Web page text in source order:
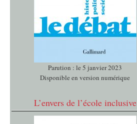
Parution : le 5 janvier 2023
Disponible en version numérique
L’envers de l’école inclusive